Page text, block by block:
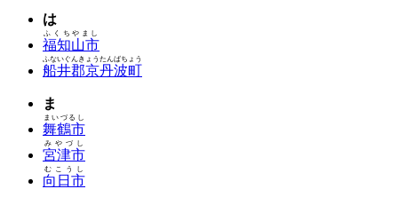
は
福知山市
ふくちやまし
船井郡京丹波町
ふないぐんきょうたんばちょう
ま
舞鶴市
まいづるし
宮津市
みやづし
向日市
むこうし